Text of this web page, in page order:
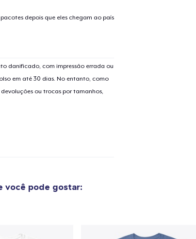
depois que eles chegam ao país
danificado, com impressão errada ou
em até 30 dias. No entanto, como
ou trocas por tamanhos,
você pode gostar:
ao Carrinho